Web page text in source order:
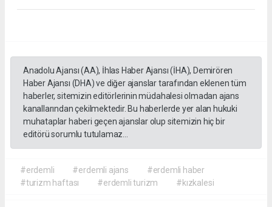
Anadolu Ajansı (AA), İhlas Haber Ajansı (İHA), Demirören
Haber Ajansı (DHA) ve diğer ajanslar tarafından eklenen tüm
haberler, sitemizin editörlerinin müdahalesi olmadan ajans
kanallarından çekilmektedir. Bu haberlerde yer alan hukuki
muhataplar haberi geçen ajanslar olup sitemizin hiç bir
editörü sorumlu tutulamaz...
#erdemli #erdemli ajans
#erdemli haber
#turizm haftası
#erdemli turizm #kızkalesi